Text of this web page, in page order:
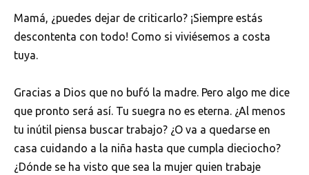
Mamá, ¿puedes dejar de criticarlo? ¡Siempre estás
descontenta con todo! Como si viviésemos a costa
tuya.
Gracias a Dios que no bufó la madre. Pero algo me dice
que pronto será así. Tu suegra no es eterna. ¿Al menos
tu inútil piensa buscar trabajo? ¿O va a quedarse en
casa cuidando a la niña hasta que cumpla dieciocho?
¿Dónde se ha visto que sea la mujer quien trabaje